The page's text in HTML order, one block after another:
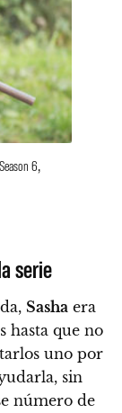
6,
serie
Sasha era
hasta que no
uno por
sin
número de